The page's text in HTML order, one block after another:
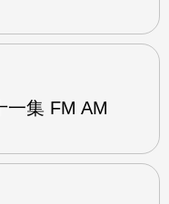
一集 FM AM